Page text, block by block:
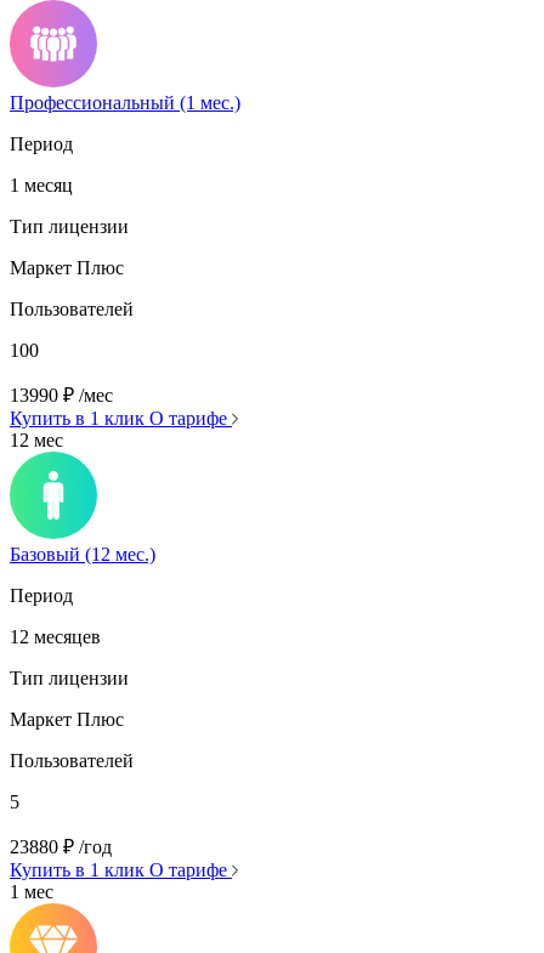
Профессиональный (1 мес.)
Период
1 месяц
Тип лицензии
Маркет Плюс
Пользователей
100
13990 ₽ /мес
Купить в 1 клик О тарифе
12 мес
Базовый (12 мес.)
Период
12 месяцев
Тип лицензии
Маркет Плюс
Пользователей
5
23880 ₽ /год
Купить в 1 клик О тарифе
1 мес